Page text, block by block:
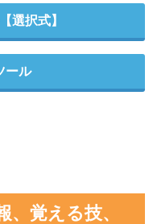
選択式】
ール
、覚える技、